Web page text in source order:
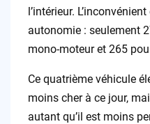
l’intérieur. L’inconvénient
autonomie : seulement
mono-moteur et 265
Ce quatrième véhicule
moins cher à ce jour,
autant qu’il est moins